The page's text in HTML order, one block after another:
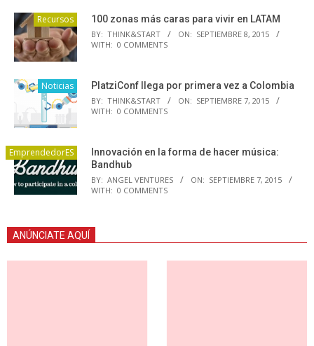
Recursos 100 zonas más caras para vivir en LATAM
BY: THINK&START ON: SEPTIEMBRE 8, 2015
WITH: 0 COMMENTS
Noticias PlatziConf llega por primera vez a Colombia
BY: THINK&START ON: SEPTIEMBRE 7, 2015
WITH: 0 COMMENTS
EmprendedorES
Innovación en la forma de hacer música:
Bandhub
BY: ANGEL VENTURES ON: SEPTIEMBRE 7, 2015
WITH: 0 COMMENTS
ANÚNCIATE AQUÍ